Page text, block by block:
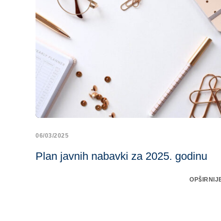
06/03/2025
Plan javnih nabavki za 2025. godinu